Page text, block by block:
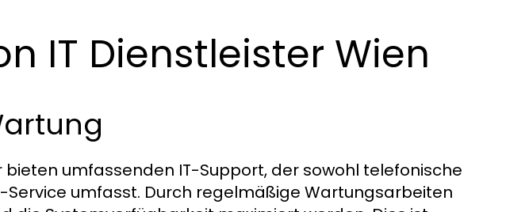
IT Dienstleister Wien
bieten umfassenden IT-Support, der sowohl telefonische
umfasst. Durch regelmäßige Wartungsarbeiten